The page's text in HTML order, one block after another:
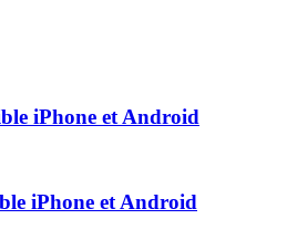
iPhone et Android
iPhone et Android